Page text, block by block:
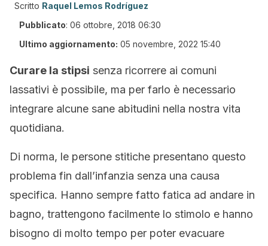
Scritto Raquel Lemos Rodríguez
Pubblicato: 06 ottobre, 2018 06:30
Ultimo aggiornamento: 05 novembre, 2022 15:40
Curare la stipsi senza ricorrere ai comuni
lassativi è possibile, ma per farlo è necessario
integrare alcune sane abitudini nella nostra vita
quotidiana.
Di norma, le persone stitiche presentano questo
problema fin dall’infanzia senza una causa
specifica. Hanno sempre fatto fatica ad andare in
bagno, trattengono facilmente lo stimolo e hanno
bisogno di molto tempo per poter evacuare